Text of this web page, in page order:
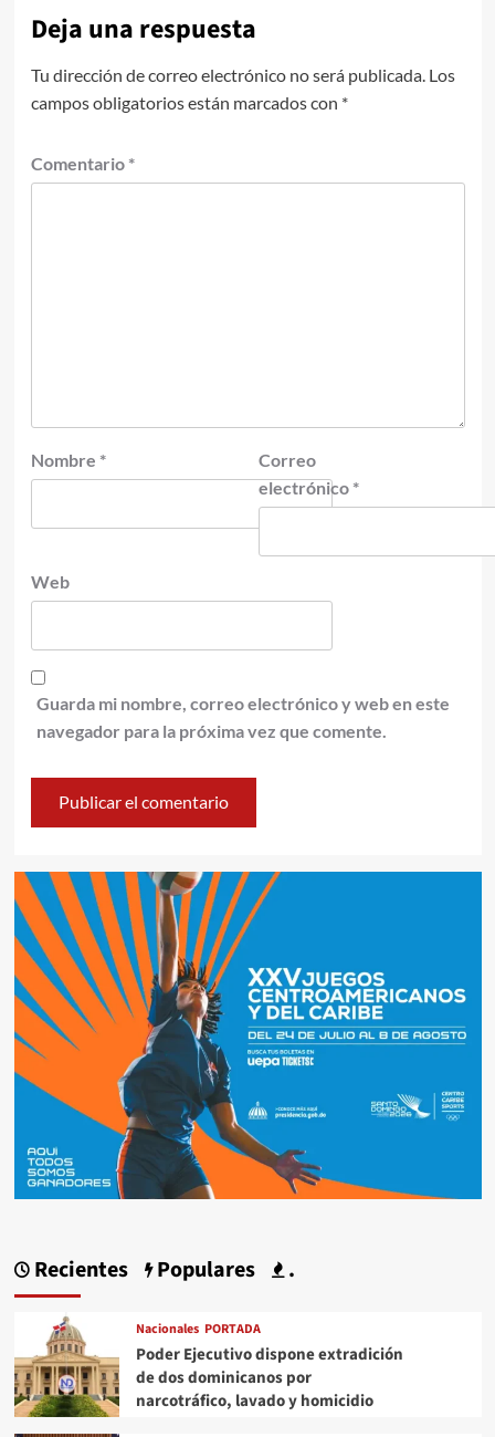
Deja una respuesta
Tu dirección de correo electrónico no será publicada. Los
campos obligatorios están marcados con *
Comentario *
Nombre *
Correo
electrónico *
Web
Guarda mi nombre, correo electrónico y web en este
navegador para la próxima vez que comente.
Recientes Populares .
Nacionales PORTADA
Poder Ejecutivo dispone extradición
de dos dominicanos por
narcotráfico, lavado y homicidio